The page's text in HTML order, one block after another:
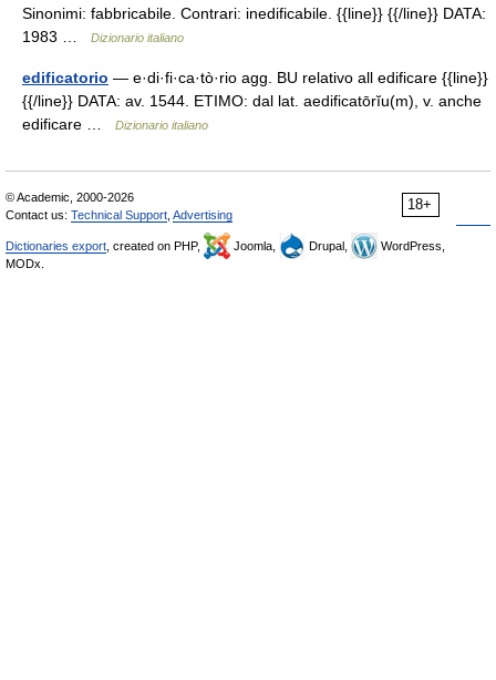
Sinonimi: fabbricabile. Contrari: inedificabile. {{line}} {{/line}} DATA:
1983 …
Dizionario italiano
edificatorio — e·di·fi·ca·tò·rio agg. BU relativo all edificare {{line}}
{{/line}} DATA: av. 1544. ETIMO: dal lat. aedificatōrĭu(m), v. anche
edificare …
Dizionario italiano
18+
© Academic, 2000-2026
Contact us: Technical Support Advertising
Dictionaries export , created on PHP, Joomla, Drupal,
WordPress,
MODx.